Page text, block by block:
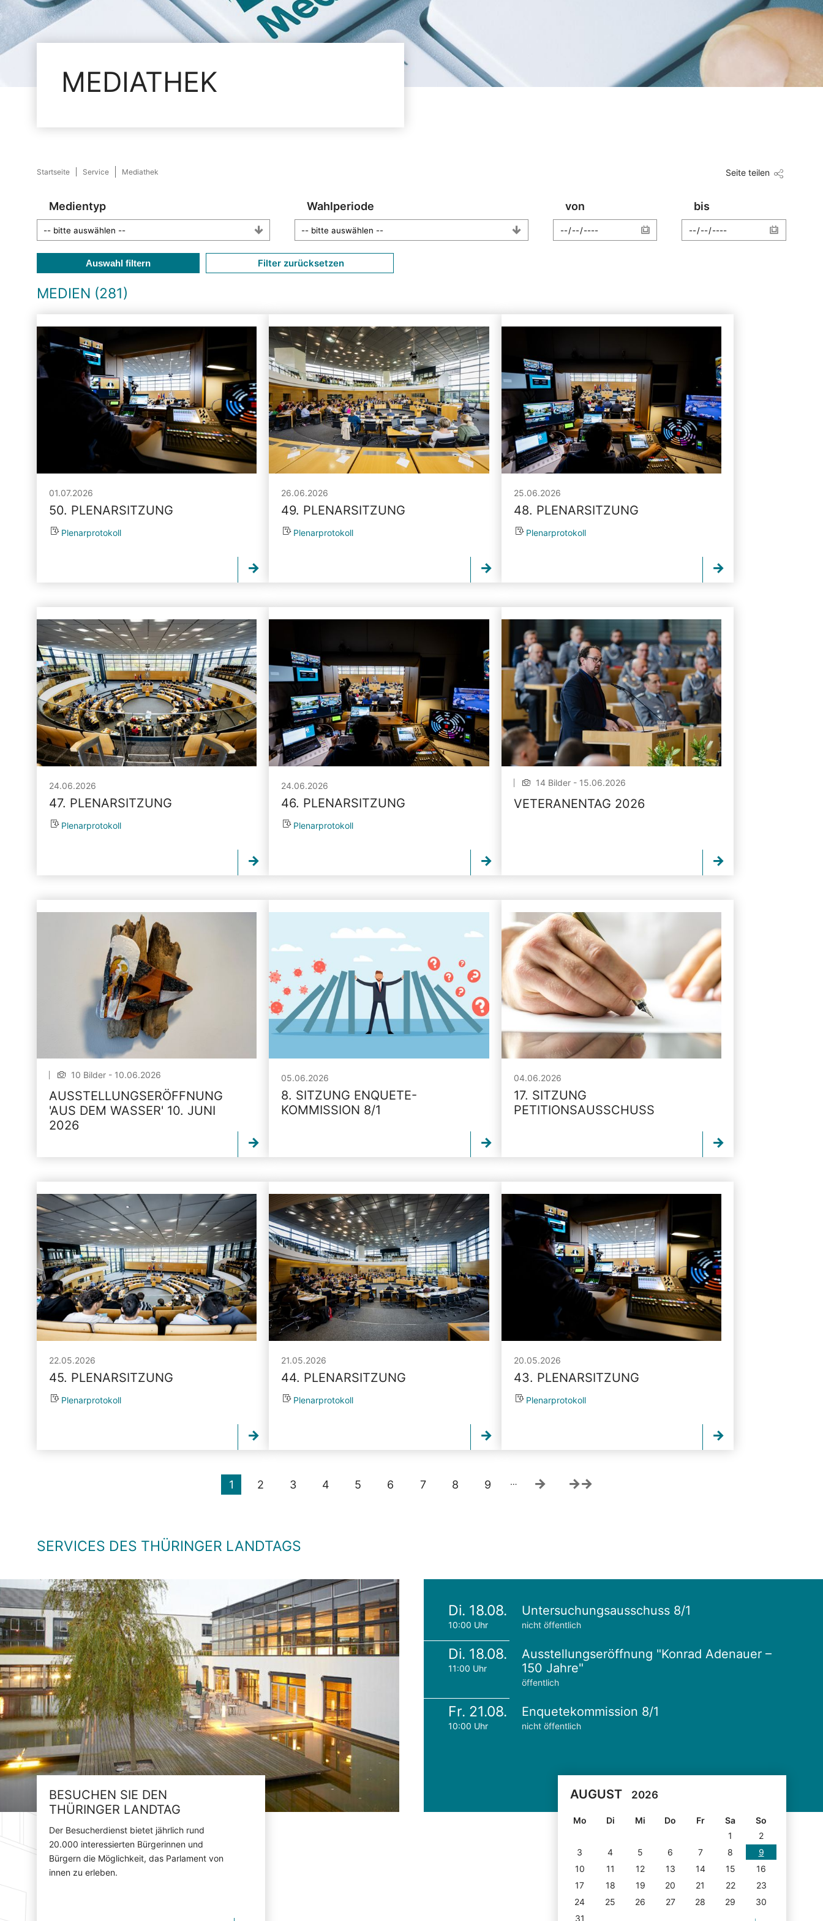
MEDIATHEK
Startseite Service Mediathek Seite teilen
Medientyp Wahlperiode von bis
Auswahl filtern Filter zurücksetzen
MEDIEN (281)
01.07.2026
50. PLENARSITZUNG
Plenarprotokoll
26.06.2026
49. PLENARSITZUNG
Plenarprotokoll
25.06.2026
48. PLENARSITZUNG
Plenarprotokoll
24.06.2026
47. PLENARSITZUNG
Plenarprotokoll
24.06.2026
46. PLENARSITZUNG
Plenarprotokoll
14 Bilder - 15.06.2026
VETERANENTAG 2026
10 Bilder - 10.06.2026
AUSSTELLUNGSERÖFFNUNG
'AUS DEM WASSER' 10. JUNI
2026
05.06.2026
8. SITZUNG ENQUETE-
KOMMISSION 8/1
04.06.2026
17. SITZUNG
PETITIONSAUSSCHUSS
22.05.2026
45. PLENARSITZUNG
Plenarprotokoll
21.05.2026
44. PLENARSITZUNG
Plenarprotokoll
20.05.2026
43. PLENARSITZUNG
Plenarprotokoll
1 2 3 4 5 6 7 8 9 …
SERVICES DES THÜRINGER LANDTAGS
BESUCHEN SIE DEN
THÜRINGER LANDTAG
Der Besucherdienst bietet jährlich rund
20.000 interessierten Bürgerinnen und
Bürgern die Möglichkeit, das Parlament von
innen zu erleben.
Di. 18.08.
10:00 Uhr
Untersuchungsausschuss 8/1
nicht öffentlich
Di. 18.08.
11:00 Uhr
Ausstellungseröffnung "Konrad Adenauer –
150 Jahre"
öffentlich
Fr. 21.08.
10:00 Uhr
Enquetekommission 8/1
nicht öffentlich
AUGUST 2026
Mo Di Mi Do Fr Sa
So
1
2
3
4 5 6 7 8
9
10
11 12 13 14 15
16
17
18 19 20 21 22
23
24
25 26 27 28 29
30
31